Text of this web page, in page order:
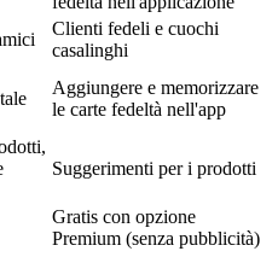
Clienti fedeli e cuochi
casalinghi
Aggiungere e memorizzare
le carte fedeltà nell'app
Suggerimenti per i prodotti
Gratis con opzione
Premium (senza pubblicità)